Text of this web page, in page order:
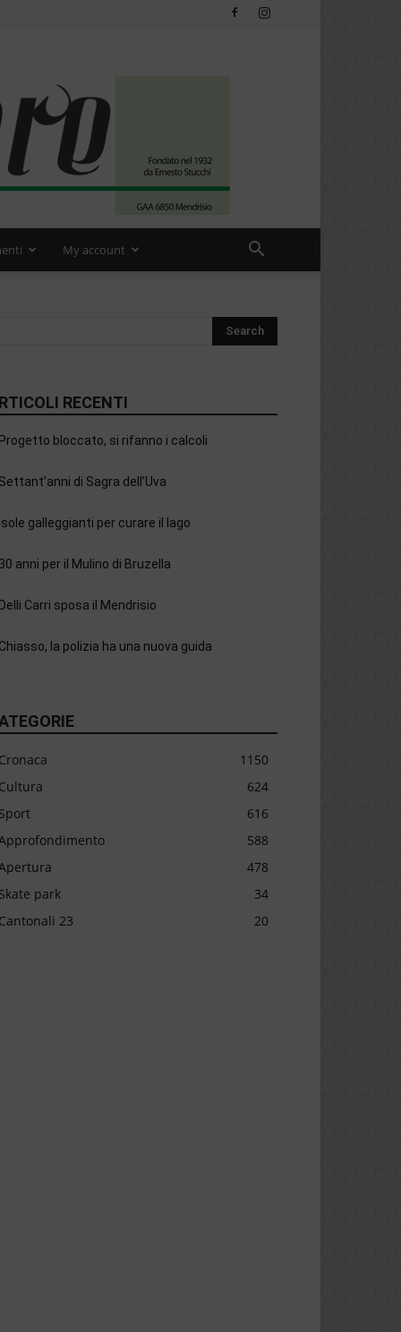
My account
RECENTI
bloccato, si rifanno i calcoli
di Sagra dell’Uva
galleggianti per curare il lago
anni per il Mulino di Bruzella
Carri sposa il Mendrisio
la polizia ha una nuova guida
1150
624
616
588
478
park
34
23
20